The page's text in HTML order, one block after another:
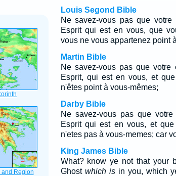
Louis Segond Bible
Ne savez-vous pas que
Esprit qui est en vous, que
vous ne vous appartenez point
Martin Bible
Ne savez-vous pas que
Esprit, qui est en vous, et
n'êtes point à vous-mêmes;
Darby Bible
Ne savez-vous pas que
Esprit qui est en vous, et
n'etes pas à vous-memes; car
King James Bible
What? know ye not that your
Ghost which isin you, which